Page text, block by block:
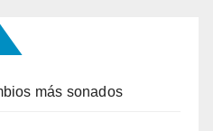
más sonados